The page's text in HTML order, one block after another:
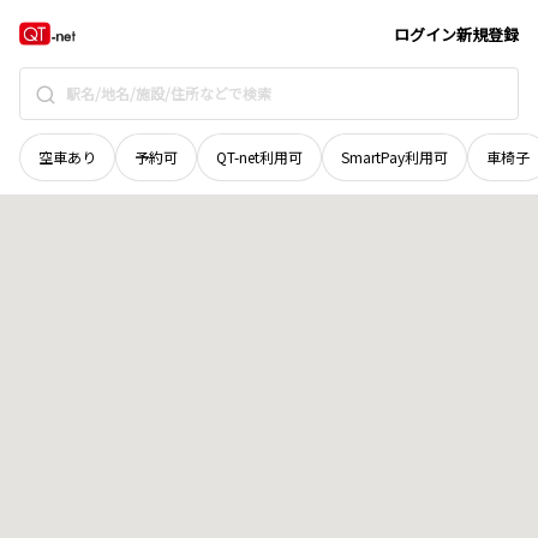
ログイン新規登録
空車あり 予約可 QT-net利用可 SmartPay利用可 車椅子
福井県